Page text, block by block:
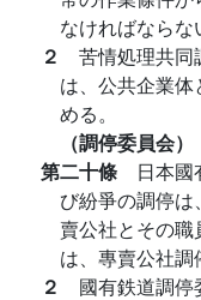
なければならな
２ 苦情処理共同
は、公共企業
める。
（調停委員会）
第二十條 日本國
び紛爭の調停
賣公社とその
は、專賣公社調
２ 國有鉄道調